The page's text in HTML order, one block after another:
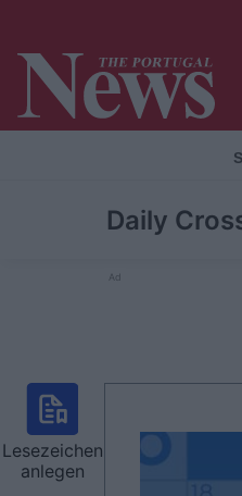
Daily
Ad
Lesezeichen
anlegen